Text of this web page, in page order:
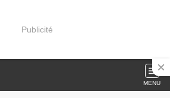
Publicité
MENU